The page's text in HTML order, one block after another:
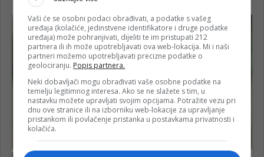
Vaši će se osobni podaci obrađivati, a podatke s vašeg
uređaja (kolačiće, jedinstvene identifikatore i druge podatke
uređaja) može pohranjivati, dijeliti te im pristupati 212
partnera ili ih može upotrebljavati ova web-lokacija. Mi i naši
partneri možemo upotrebljavati precizne podatke o
geolociranju. Popis partnera.
Neki dobavljači mogu obrađivati vaše osobne podatke na
temelju legitimnog interesa. Ako se ne slažete s tim, u
nastavku možete upravljati svojim opcijama. Potražite vezu pri
dnu ove stranice ili na izborniku web-lokacije za upravljanje
pristankom ili povlačenje pristanka u postavkama privatnosti i
kolačića.